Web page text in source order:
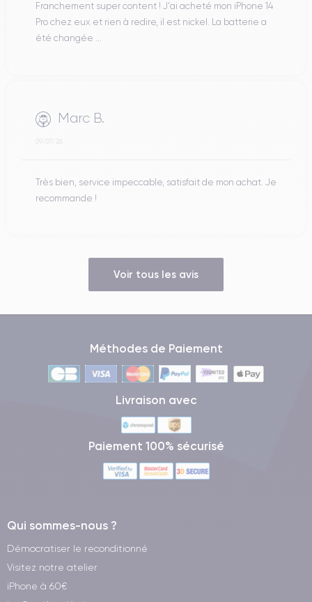
Franchement super content ! J'ai acheté mon iPhone 14
Pro chez eux et rien à redire, il est nickel. La batterie a
été changée ...
Marc B.
09/07/26
Très bien, service impeccable, satisfait de mon achat. Je
recommande !
Voir tous les avis
Méthodes de Paiement
Livraison avec
Paiement 100% sécurisé
Qui sommes-nous ?
Démocratiser le reconditionné
Visitez notre atelier
iPhone à 60€